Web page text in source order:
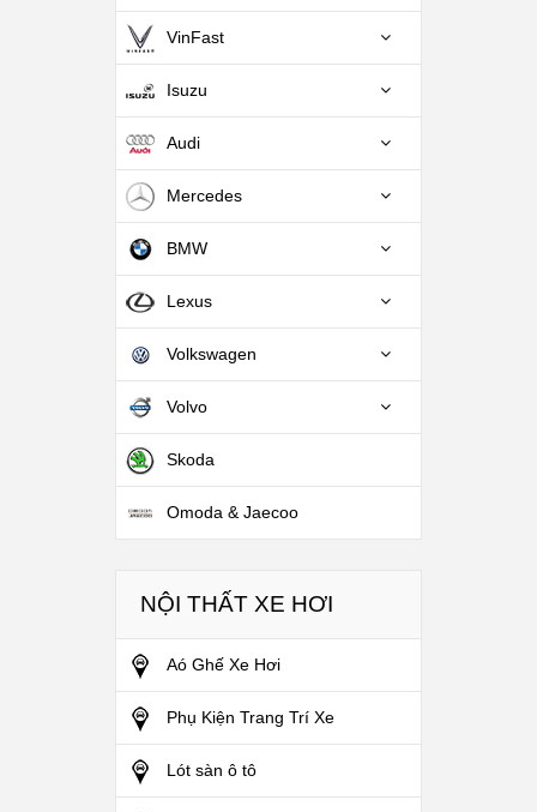
VinFast
Isuzu
Audi
Mercedes
BMW
Lexus
Volkswagen
Volvo
Skoda
Omoda & Jaecoo
NỘI THẤT XE HƠI
Aó Ghế Xe Hơi
Phụ Kiện Trang Trí Xe
Lót sàn ô tô